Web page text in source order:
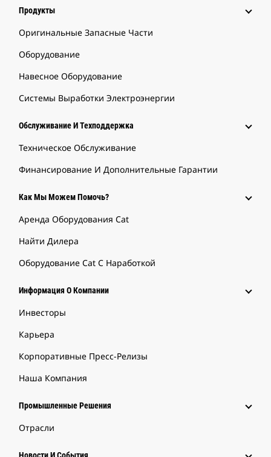
Продукты
Оригинальные Запасные Части
Оборудование
Навесное Оборудование
Системы Выработки Электроэнергии
Обслуживание И Техподдержка
Техническое Обслуживание
Финансирование И Дополнительные Гарантии
Как Мы Можем Помочь?
Аренда Оборудования Cat
Найти Дилера
Оборудование Cat С Наработкой
Информация О Компании
Инвесторы
Карьера
Корпоративные Пресс-Релизы
Наша Компания
Промышленные Решения
Отрасли